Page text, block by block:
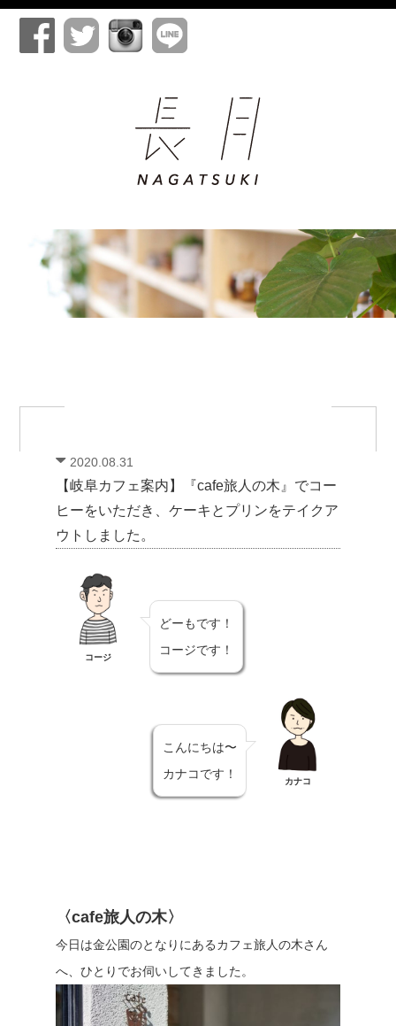
2020.08.31
【岐阜カフェ案内】『cafe旅人の木』でコー
ヒーをいただき、ケーキとプリンをテイクア
ウトしました。
コージ
どーもです！
コージです！
こんにちは〜
カナコです！
カナコ
〈cafe旅人の木〉
今日は金公園のとなりにあるカフェ旅人の木さん
へ、ひとりでお伺いしてきました。